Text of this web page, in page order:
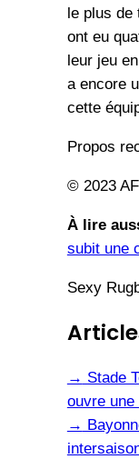
le plus
ont eu
leur jeu
a encore
cette
Propos
© 2023
À lire
subit une
Sexy
→ Stade
ouvre une
→